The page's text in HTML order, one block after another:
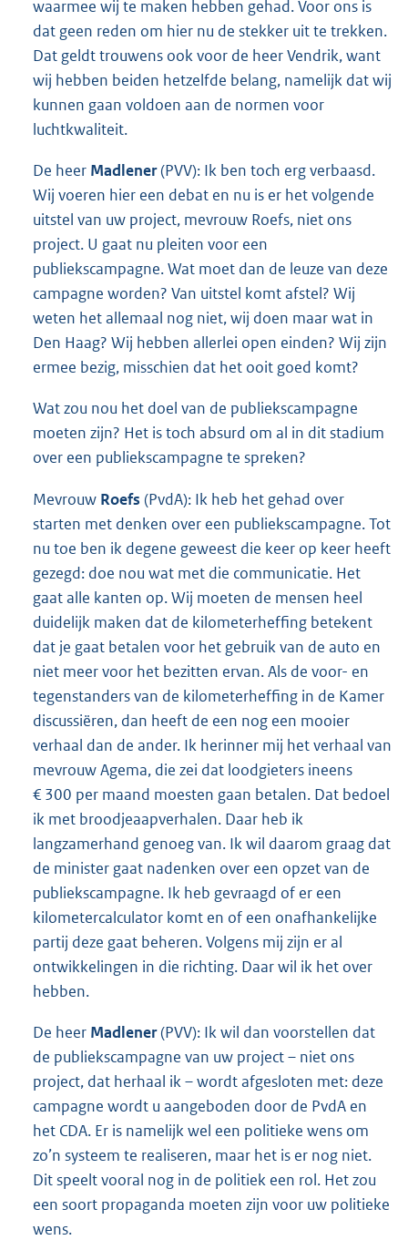
waarmee wij te maken hebben gehad. Voor ons is
dat geen reden om hier nu de stekker uit te trekken.
Dat geldt trouwens ook voor de heer Vendrik, want
wij hebben beiden hetzelfde belang, namelijk dat wij
kunnen gaan voldoen aan de normen voor
luchtkwaliteit.
De heer Madlener(PVV): Ik ben toch erg verbaasd.
Wij voeren hier een debat en nu is er het volgende
uitstel van uw project, mevrouw Roefs, niet ons
project. U gaat nu pleiten voor een
publiekscampagne. Wat moet dan de leuze van deze
campagne worden? Van uitstel komt afstel? Wij
weten het allemaal nog niet, wij doen maar wat in
Den Haag? Wij hebben allerlei open einden? Wij zijn
ermee bezig, misschien dat het ooit goed komt?
Wat zou nou het doel van de publiekscampagne
moeten zijn? Het is toch absurd om al in dit stadium
over een publiekscampagne te spreken?
Mevrouw Roefs (PvdA): Ik heb het gehad over
starten met denken over een publiekscampagne. Tot
nu toe ben ik degene geweest die keer op keer heeft
gezegd: doe nou wat met die communicatie. Het
gaat alle kanten op. Wij moeten de mensen heel
duidelijk maken dat de kilometerheffing betekent
dat je gaat betalen voor het gebruik van de auto en
niet meer voor het bezitten ervan. Als de voor- en
tegenstanders van de kilometerheffing in de Kamer
discussiëren, dan heeft de een nog een mooier
verhaal dan de ander. Ik herinner mij het verhaal van
mevrouw Agema, die zei dat loodgieters ineens
€ 300 per maand moesten gaan betalen. Dat bedoel
ik met broodjeaapverhalen. Daar heb ik
langzamerhand genoeg van. Ik wil daarom graag dat
de minister gaat nadenken over een opzet van de
publiekscampagne. Ik heb gevraagd of er een
kilometercalculator komt en of een onafhankelijke
partij deze gaat beheren. Volgens mij zijn er al
ontwikkelingen in die richting. Daar wil ik het over
hebben.
De heer Madlener(PVV): Ik wil dan voorstellen dat
de publiekscampagne van uw project – niet ons
project, dat herhaal ik – wordt afgesloten met: deze
campagne wordt u aangeboden door de PvdA en
het CDA. Er is namelijk wel een politieke wens om
zo’n systeem te realiseren, maar het is er nog niet.
Dit speelt vooral nog in de politiek een rol. Het zou
een soort propaganda moeten zijn voor uw politieke
wens.